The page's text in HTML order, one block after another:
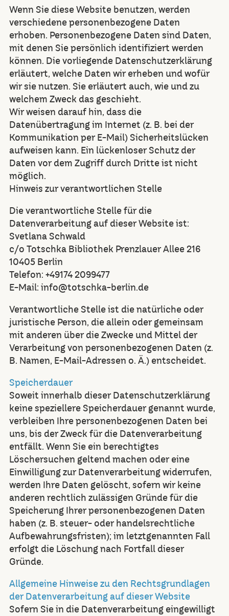
Wenn Sie diese Website benutzen, werden
verschiedene personenbezogene Daten
erhoben. Personenbezogene Daten sind Daten,
mit denen Sie persönlich identifiziert werden
können. Die vorliegende Datenschutzerklärung
erläutert, welche Daten wir erheben und wofür
wir sie nutzen. Sie erläutert auch, wie und zu
welchem Zweck das geschieht.
Wir weisen darauf hin, dass die
Datenübertragung im Internet (z. B. bei der
Kommunikation per E-Mail) Sicherheitslücken
aufweisen kann. Ein lückenloser Schutz der
Daten vor dem Zugriff durch Dritte ist nicht
möglich.
Hinweis zur verantwortlichen Stelle
Die verantwortliche Stelle für die
Datenverarbeitung auf dieser Website ist:
Svetlana Schwald
c/o Totschka Bibliothek Prenzlauer Allee 216
10405 Berlin
Telefon: +49174 2099477
E-Mail: info@totschka-berlin.de
Verantwortliche Stelle ist die natürliche oder
juristische Person, die allein oder gemeinsam
mit anderen über die Zwecke und Mittel der
Verarbeitung von personenbezogenen Daten (z.
B. Namen, E-Mail-Adressen o. Ä.) entscheidet.
Speicherdauer
Soweit innerhalb dieser Datenschutzerklärung
keine speziellere Speicherdauer genannt wurde,
verbleiben Ihre personenbezogenen Daten bei
uns, bis der Zweck für die Datenverarbeitung
entfällt. Wenn Sie ein berechtigtes
Löschersuchen geltend machen oder eine
Einwilligung zur Datenverarbeitung widerrufen,
werden Ihre Daten gelöscht, sofern wir keine
anderen rechtlich zulässigen Gründe für die
Speicherung Ihrer personenbezogenen Daten
haben (z. B. steuer- oder handelsrechtliche
Aufbewahrungsfristen); im letztgenannten Fall
erfolgt die Löschung nach Fortfall dieser
Gründe.
Allgemeine Hinweise zu den Rechtsgrundlagen
der Datenverarbeitung auf dieser Website
Sofern Sie in die Datenverarbeitung eingewilligt